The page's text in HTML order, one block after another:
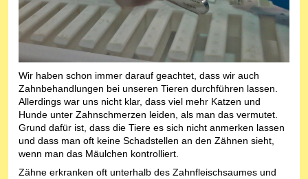
Wir haben schon immer darauf geachtet, dass wir auch
Zahnbehandlungen bei unseren Tieren durchführen lassen.
Allerdings war uns nicht klar, dass viel mehr Katzen und
Hunde unter Zahnschmerzen leiden, als man das vermutet.
Grund dafür ist, dass die Tiere es sich nicht anmerken lassen
und dass man oft keine Schadstellen an den Zähnen sieht,
wenn man das Mäulchen kontrolliert.
Zähne erkranken oft unterhalb des Zahnfleischsaumes und